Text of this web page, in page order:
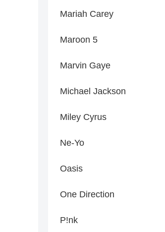
Mariah Carey
Maroon 5
Marvin Gaye
Michael Jackson
Miley Cyrus
Ne-Yo
Oasis
One Direction
P!nk